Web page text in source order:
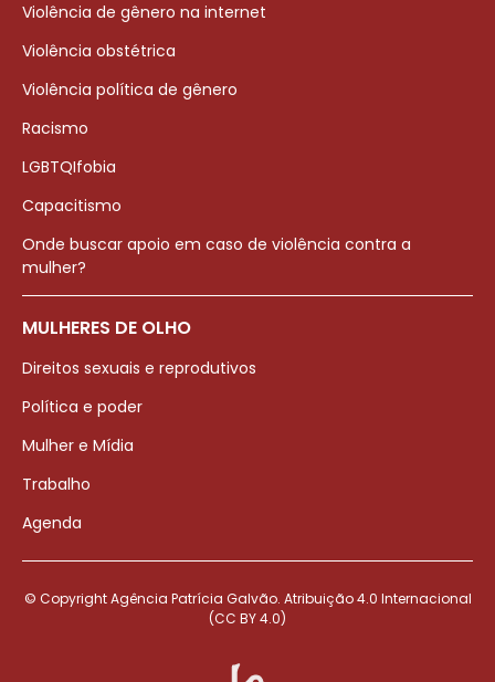
Violência de gênero na internet
Violência obstétrica
Violência política de gênero
Racismo
LGBTQIfobia
Capacitismo
Onde buscar apoio em caso de violência contra a
mulher?
MULHERES DE OLHO
Direitos sexuais e reprodutivos
Política e poder
Mulher e Mídia
Trabalho
Agenda
© Copyright Agência Patrícia Galvão. Atribuição 4.0 Internacional
(CC BY 4.0)